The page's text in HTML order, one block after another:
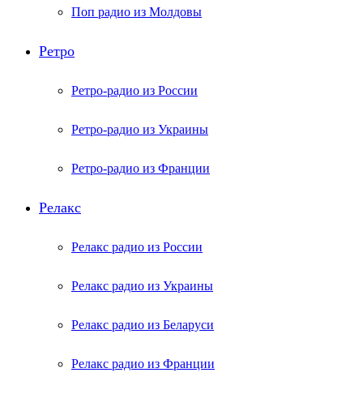
Поп радио из Молдовы
Ретро
Ретро-радио из России
Ретро-радио из Украины
Ретро-радио из Франции
Релакс
Релакс радио из России
Релакс радио из Украины
Релакс радио из Беларуси
Релакс радио из Франции